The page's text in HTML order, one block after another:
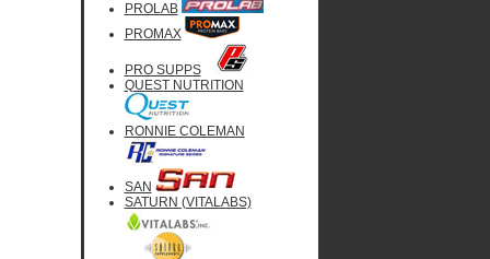
PROLAB
PROMAX
PRO SUPPS
QUEST NUTRITION
RONNIE COLEMAN
SAN
SATURN (VITALABS)